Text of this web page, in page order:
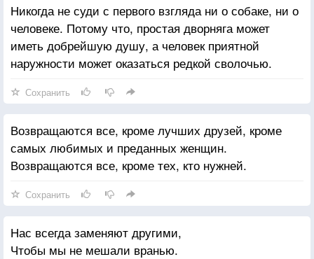
Никогда не суди с первого взгляда ни о собаке, ни о
человеке. Потому что, простая дворняга может
иметь добрейшую душу, а человек приятной
наружности может оказаться редкой сволочью.
Сохранить
Возвращаются все, кроме лучших друзей, кроме
самых любимых и преданных женщин.
Возвращаются все, кроме тех, кто нужней.
Сохранить
Нас всегда заменяют другими,
Чтобы мы не мешали вранью.